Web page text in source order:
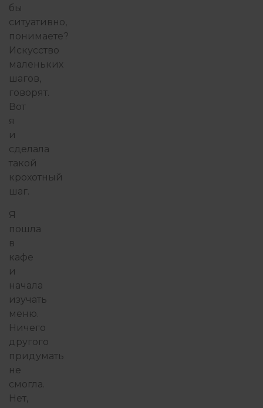
бы
ситуативно,
понимаете?
Искусство
маленьких
шагов,
говорят.
Вот
я
и
сделала
такой
крохотный
шаг.
Я
пошла
в
кафе
и
начала
изучать
меню.
Ничего
другого
придумать
не
смогла.
Нет,